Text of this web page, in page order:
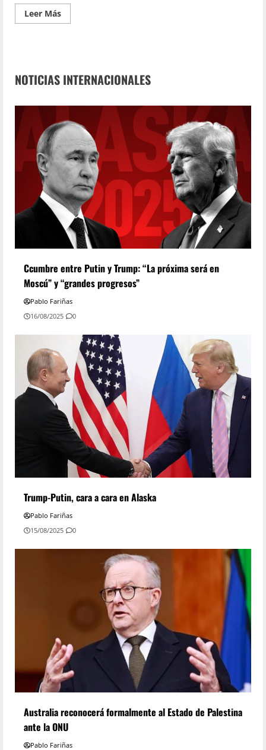
Leer Más
NOTICIAS INTERNACIONALES
Ccumbre entre Putin y Trump: “La próxima será en
Moscú” y “grandes progresos”
Pablo Fariñas
16/08/2025
0
Trump-Putin, cara a cara en Alaska
Pablo Fariñas
15/08/2025
0
Australia reconocerá formalmente al Estado de Palestina
ante la ONU
Pablo Fariñas